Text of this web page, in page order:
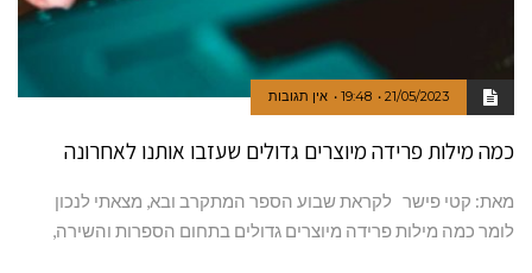
21/05/2023
19:48 אין תגובות
כמה מילות פרידה מיוצרים גדולים שעזבו אותנו לאחרונה
מאת: קטי פישר לקראת שבוע הספר המתקרב ובא, מצאתי לנכון
לומר כמה מילות פרידה מיוצרים גדולים בתחום הספרות והשירה,